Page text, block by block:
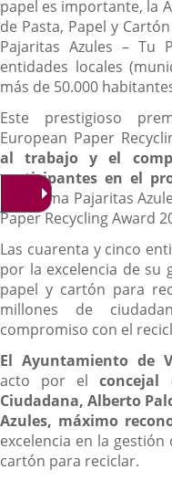
papel es importante, la
de Pasta, Papel y
Pajaritas Azules – Tu
entidades locales
más de 50.000
Este prestigioso
European Paper
al trabajo y el
participantes en el
programa Pajaritas
Paper Recycling Award
Las cuarenta y cinco
por la excelencia de su
papel y cartón para
millones de
compromiso con el
El Ayuntamiento de
acto por elconcejal
Ciudadana, Alberto
Azules, máximo
excelencia en la
cartón para reciclar.